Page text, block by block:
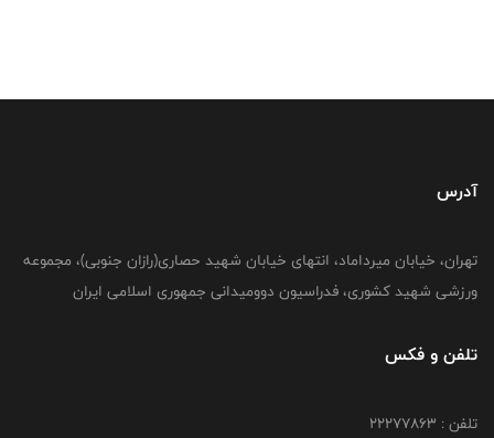
آدرس
تهران، خیابان میرداماد، انتهای خیابان شهید حصاری(رازان جنوبی)، مجموعه
ورزشی شهید کشوری، فدراسیون دوومیدانی جمهوری اسلامی ایران
تلفن و فکس
تلفن : 22277863